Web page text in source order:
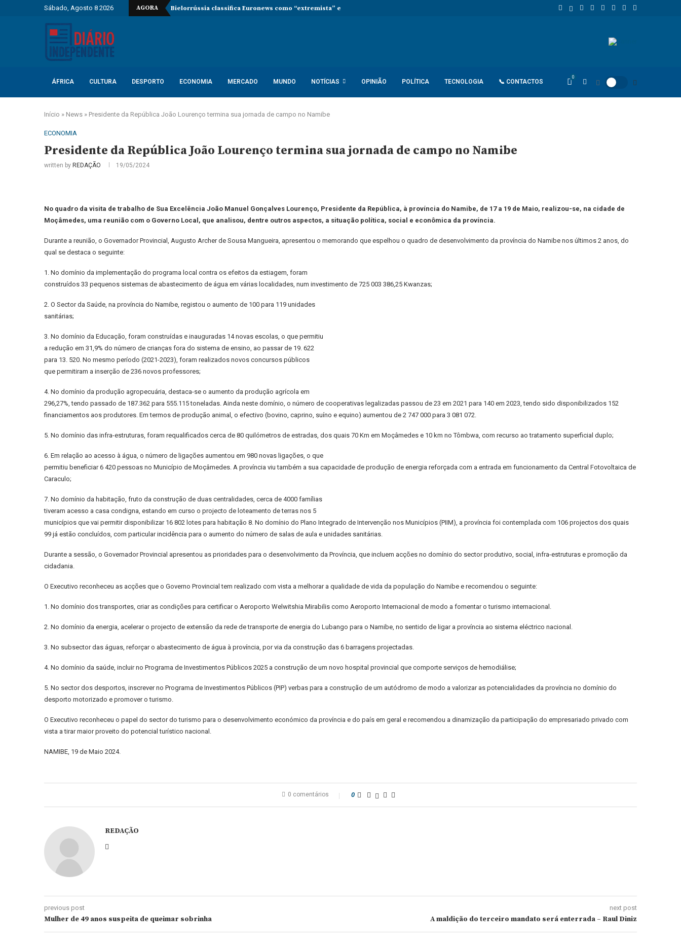
Sábado, Agosto 8 2026 AGORA Bielorrússia classifica Euronews como “extremista” e Tsikhanouskaya acusa Lukashenko de retaliação João Lourenço recebe cumprimentos de despedida
ÁFRICA CULTURA DESPORTO ECONOMIA MERCADO MUNDO NOTÍCIAS OPINIÃO POLÍTICA TECNOLOGIA 📞 CONTACTOS
0
Início » News » Presidente da República João Lourenço termina sua jornada de campo no Namibe
ECONOMIA
Presidente da República João Lourenço termina sua jornada de campo no Namibe
written by REDAÇÃO 19/05/2024
No quadro da visita de trabalho de Sua Excelência João Manuel Gonçalves Lourenço, Presidente da República, à província do Namibe, de 17 a 19 de Maio, realizou-se, na cidade de
Moçâmedes, uma reunião com o Governo Local, que analisou, dentre outros aspectos, a situação política, social e econômica da província.
Durante a reunião, o Governador Provincial, Augusto Archer de Sousa Mangueira, apresentou o memorando que espelhou o quadro de desenvolvimento da província do Namibe nos últimos 2 anos, do
qual se destaca o seguinte:
1. No domínio da implementação do programa local contra os efeitos da estiagem, foram
construídos 33 pequenos sistemas de abastecimento de água em várias localidades, num investimento de 725 003 386,25 Kwanzas;
2. O Sector da Saúde, na província do Namibe, registou o aumento de 100 para 119 unidades
sanitárias;
3. No domínio da Educação, foram construídas e inauguradas 14 novas escolas, o que permitiu
a redução em 31,9% do número de crianças fora do sistema de ensino, ao passar de 19. 622
para 13. 520. No mesmo período (2021-2023), foram realizados novos concursos públicos
que permitiram a inserção de 236 novos professores;
4. No domínio da produção agropecuária, destaca-se o aumento da produção agrícola em
296,27%, tendo passado de 187.362 para 555.115 toneladas. Ainda neste domínio, o número de cooperativas legalizadas passou de 23 em 2021 para 140 em 2023, tendo sido disponibilizados 152
financiamentos aos produtores. Em termos de produção animal, o efectivo (bovino, caprino, suíno e equino) aumentou de 2 747 000 para 3 081 072.
5. No domínio das infra-estruturas, foram requalificados cerca de 80 quilómetros de estradas, dos quais 70 Km em Moçâmedes e 10 km no Tômbwa, com recurso ao tratamento superficial duplo;
6. Em relação ao acesso à água, o número de ligações aumentou em 980 novas ligações, o que
permitiu beneficiar 6 420 pessoas no Município de Moçâmedes. A província viu também a sua capacidade de produção de energia reforçada com a entrada em funcionamento da Central Fotovoltaica de
Caraculo;
7. No domínio da habitação, fruto da construção de duas centralidades, cerca de 4000 famílias
tiveram acesso a casa condigna, estando em curso o projecto de loteamento de terras nos 5
municípios que vai permitir disponibilizar 16 802 lotes para habitação 8. No domínio do Plano Integrado de Intervenção nos Municípios (PIIM), a província foi contemplada com 106 projectos dos quais
99 já estão concluídos, com particular incidência para o aumento do número de salas de aula e unidades sanitárias.
Durante a sessão, o Governador Provincial apresentou as prioridades para o desenvolvimento da Província, que incluem acções no domínio do sector produtivo, social, infra-estruturas e promoção da
cidadania.
O Executivo reconheceu as acções que o Governo Provincial tem realizado com vista a melhorar a qualidade de vida da população do Namibe e recomendou o seguinte:
1. No domínio dos transportes, criar as condições para certificar o Aeroporto Welwitshia Mirabilis como Aeroporto Internacional de modo a fomentar o turismo internacional.
2. No domínio da energia, acelerar o projecto de extensão da rede de transporte de energia do Lubango para o Namibe, no sentido de ligar a província ao sistema eléctrico nacional.
3. No subsector das águas, reforçar o abastecimento de água à província, por via da construção das 6 barragens projectadas.
4. No domínio da saúde, incluir no Programa de Investimentos Públicos 2025 a construção de um novo hospital provincial que comporte serviços de hemodiálise;
5. No sector dos desportos, inscrever no Programa de Investimentos Públicos (PIP) verbas para a construção de um autódromo de modo a valorizar as potencialidades da província no domínio do
desporto motorizado e promover o turismo.
O Executivo reconheceu o papel do sector do turismo para o desenvolvimento económico da província e do país em geral e recomendou a dinamização da participação do empresariado privado com
vista a tirar maior proveito do potencial turístico nacional.
NAMIBE, 19 de Maio 2024.
0 comentários 0
REDAÇÃO
previous post
Mulher de 49 anos suspeita de queimar sobrinha
next post
A maldição do terceiro mandato será enterrada – Raul Diniz